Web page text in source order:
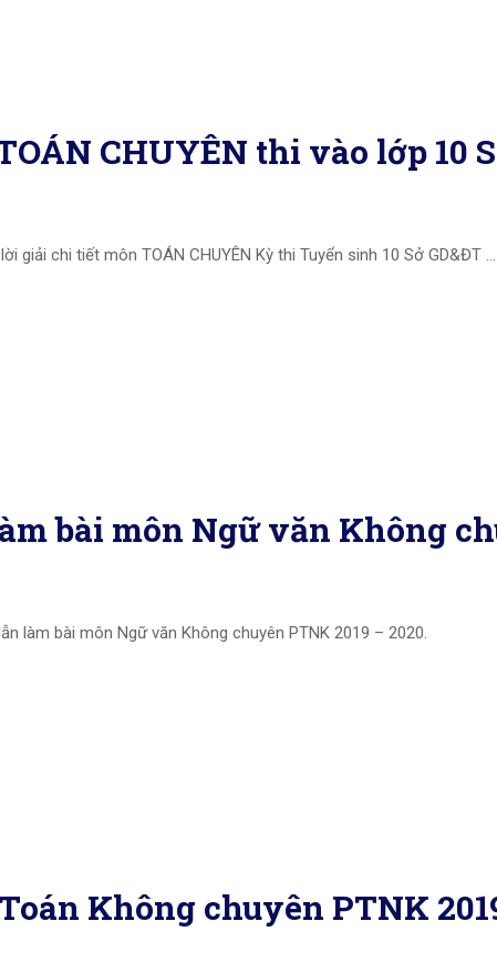
CHUYÊN thi vào lớp 10
giải chi tiết môn TOÁN CHUYÊN Kỳ thi Tuyển sinh 10 Sở GD&ĐT …
bài môn Ngữ văn Không
làm bài môn Ngữ văn Không chuyên PTNK 2019 – 2020.
Không chuyên PTNK